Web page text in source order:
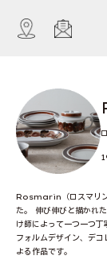
Rosmarin（ロスマリン
た。 伸び伸びと描かれ
け師によって一つ一つ丁
フォルムデザイン、デ
よる作品です。